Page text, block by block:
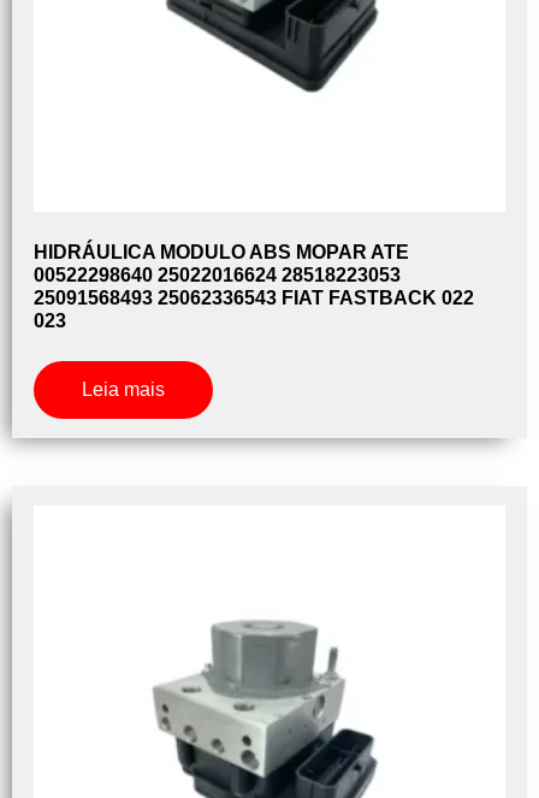
HIDRÁULICA MODULO ABS MOPAR ATE
00522298640 25022016624 28518223053
25091568493 25062336543 FIAT FASTBACK 022
023
Leia mais